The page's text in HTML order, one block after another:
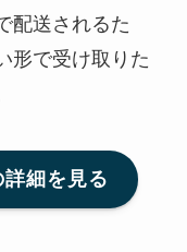
配送されるた
形で受け取りた
細を見る